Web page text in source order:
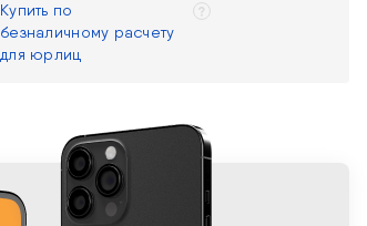
Купить по
безналичному расчету
для юрлиц